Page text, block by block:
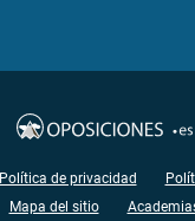
Política de privacidad
Mapa del sitio